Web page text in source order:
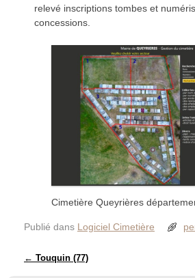
relevé inscriptions tombes et
concessions.
Cimetière Queyrières
Publié dans Logiciel Cimetière
Navigation des articles
← Touquin (77)